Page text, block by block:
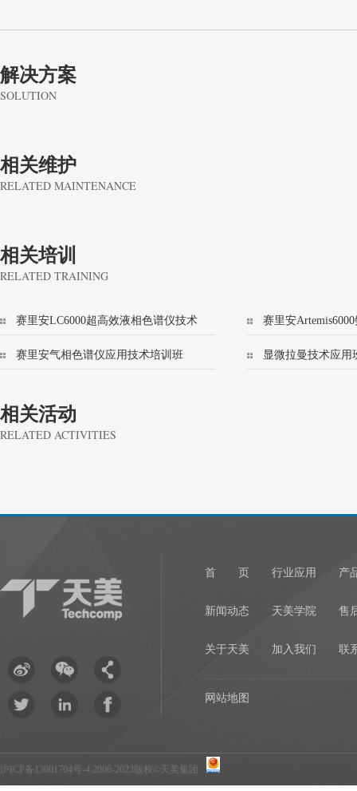
解决方案
SOLUTION
相关维护
RELATED MAINTENANCE
相关培训
RELATED TRAINING
赛里安LC6000超高效液相色谱仪技术
赛里安
赛里安气相色谱仪应用技术培训班
显微拉曼技术应用
相关活动
RELATED ACTIVITIES
首 页 行业应用 产
新闻动态 天美学院 售
关于天美 加入我们 联
网站地图
沪ICP备13001704号-4 2006-2023版权©天美集团